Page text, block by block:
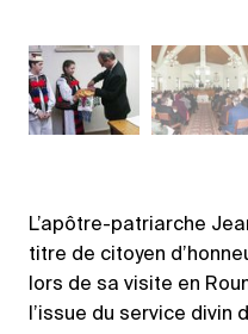
L’apôtre-patriarche
titre de citoyen
lors de sa visite en
l’issue du service divin